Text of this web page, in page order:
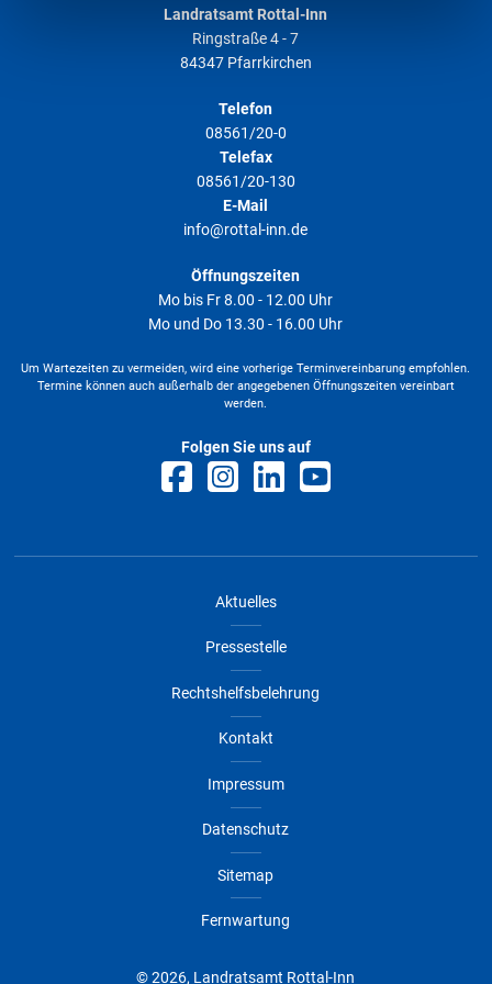
Datenschutzerklärung.
Landratsamt Rottal-Inn
Ringstraße 4 - 7
84347 Pfarrkirchen
Telefon
08561/20-0
Telefax
08561/20-130
E-Mail
info@rottal-inn.de
Öffnungszeiten
Mo bis Fr 8.00 - 12.00 Uhr
Mo und Do 13.30 - 16.00 Uhr
Um Wartezeiten zu vermeiden, wird eine vorherige Terminvereinbarung empfohlen.
Termine können auch außerhalb der angegebenen Öffnungszeiten vereinbart
werden.
Folgen Sie uns auf
© 2026, Landratsamt Rottal-Inn
Aktuelles
Pressestelle
Rechtshelfsbelehrung
Kontakt
Impressum
Datenschutz
Sitemap
Fernwartung